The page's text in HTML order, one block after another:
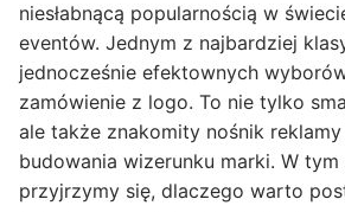
niesłabnącą popularnością w
eventów. Jednym z najbardziej
jednocześnie efektownych
zamówienie z logo. To nie tylko
ale także znakomity nośnik
budowania wizerunku marki. W
przyjrzymy się, dlaczego warto